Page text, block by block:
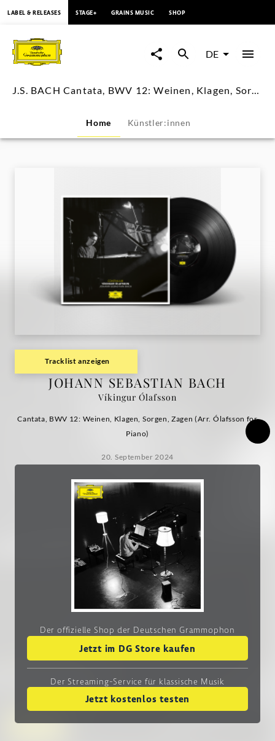
BACH
Cantata,
12:
Klagen,
Ólafsson
Deutsche
LABEL & RELEASES STAGE+ GRAINS MUSIC SHOP
DE
J.S. BACH Cantata, BWV 12: Weinen, Klagen, Sorgen, Zagen / Víkingur Ólafsson
Home Künstler:innen
Tracklist anzeigen
JOHANN SEBASTIAN BACH
Víkingur Ólafsson
Cantata, BWV 12: Weinen, Klagen, Sorgen, Zagen (Arr. Ólafsson for
Piano)
20. September 2024
Der offizielle Shop der Deutschen Grammophon
Jetzt im DG Store kaufen
Der Streaming-Service für klassische Musik
Jetzt kostenlos testen